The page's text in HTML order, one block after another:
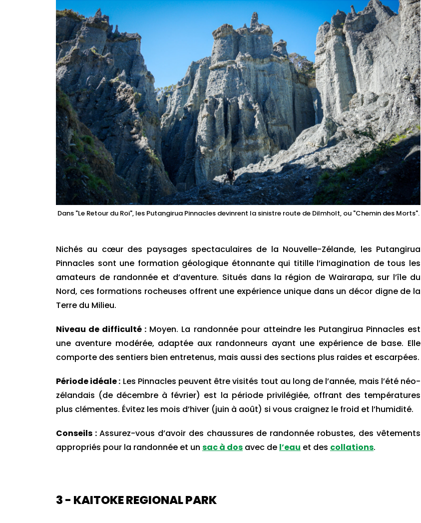
Dans "Le Retour du Roi", les Putangirua Pinnacles devinrent la sinistre route de Dilmholt, ou "Chemin des Morts".
Nichés au cœur des paysages spectaculaires de la Nouvelle-Zélande, les Putangirua
Pinnacles sont une formation géologique étonnante qui titille l’imagination de tous les
amateurs de randonnée et d’aventure. Situés dans la région de Wairarapa, sur l’île du
Nord, ces formations rocheuses offrent une expérience unique dans un décor digne de la
Terre du Milieu.
Niveau de difficulté : Moyen. La randonnée pour atteindre les Putangirua Pinnacles est
une aventure modérée, adaptée aux randonneurs ayant une expérience de base. Elle
comporte des sentiers bien entretenus, mais aussi des sections plus raides et escarpées.
Période idéale : Les Pinnacles peuvent être visités tout au long de l’année, mais l’été néo-
zélandais (de décembre à février) est la période privilégiée, offrant des températures
plus clémentes. Évitez les mois d’hiver (juin à août) si vous craignez le froid et l’humidité.
Conseils : Assurez-vous d’avoir des chaussures de randonnée robustes, des vêtements
appropriés pour la randonnée et un sac à dos avec de l’eau et des collations.
3 - KAITOKE REGIONAL PARK